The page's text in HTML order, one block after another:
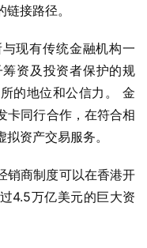
接路径。
现有传统金融机构一
资及投资者保护的规
的地位和公信力。 金
卡同行合作，在符合相
资产交易服务。
销商制度可以在香港开
4.5万亿美元的巨大资